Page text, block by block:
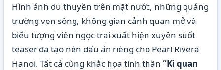
Hình ảnh du thuyền trên mặt nước, những quảng
trường ven sông, không gian cảnh quan mở và
biểu tượng viên ngọc trai xuất hiện xuyên suốt
teaser đã tạo nên dấu ấn riêng cho Pearl Rivera
Hanoi. Tất cả cùng khắc họa tinh thần “Kì quan